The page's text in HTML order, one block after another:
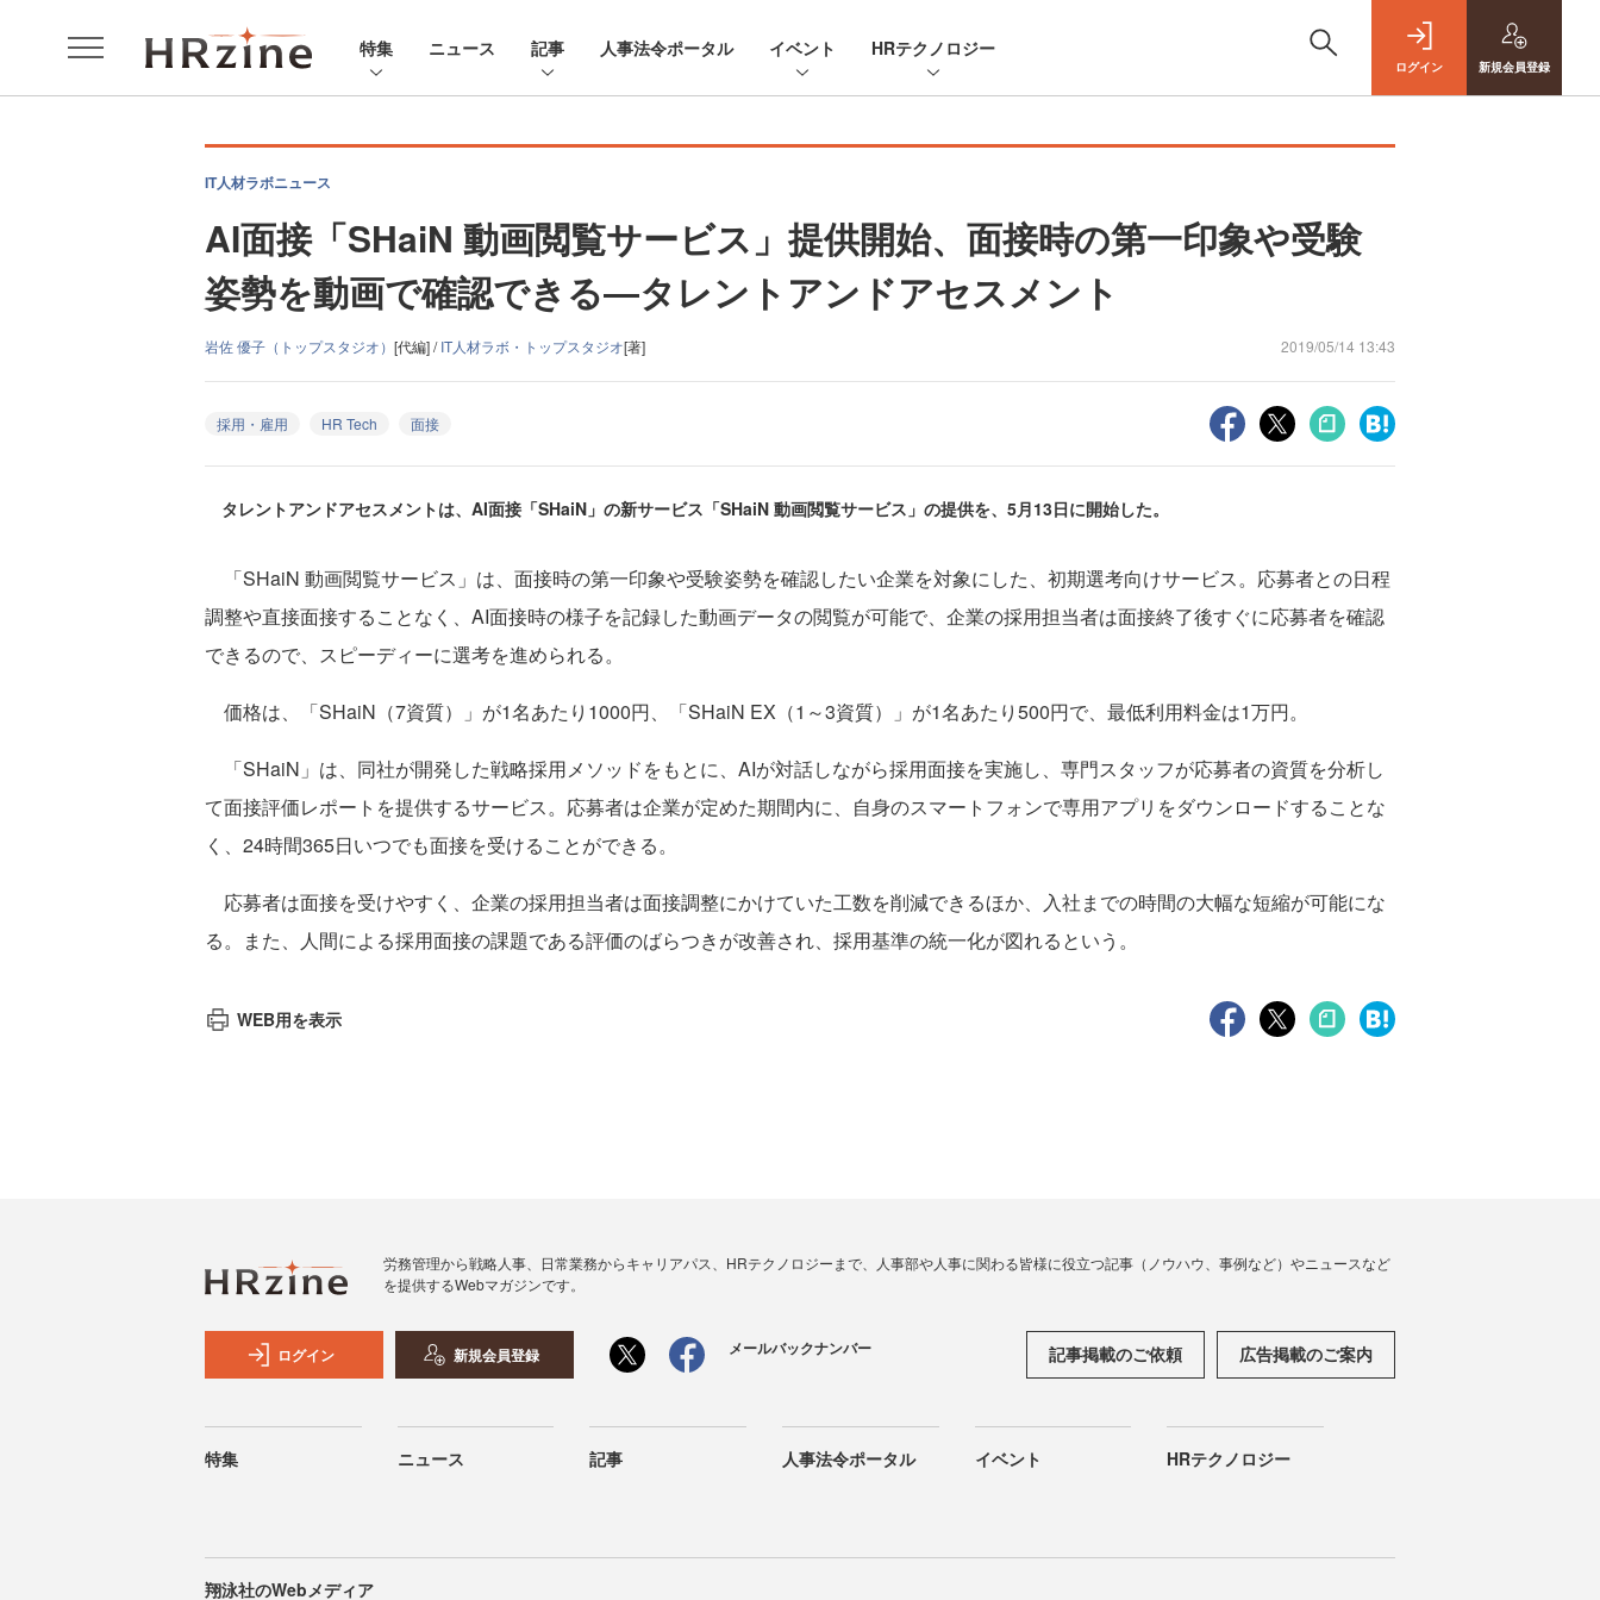
特集 ニュース 記事 人事法令ポータル イベント HRテクノロジー
ログイン 新規会員登録
IT人材ラボニュース
AI面接「SHaiN 動画閲覧サービス」提供開始、面接時の第一印象や受験
姿勢を動画で確認できる―タレントアンドアセスメント
岩佐 優子（トップスタジオ） [代編] /IT人材ラボ・トップスタジオ[著] 2019/05/14 13:43
採用・雇用 HR Tech 面接
タレントアンドアセスメントは、AI面接「SHaiN」の新サービス「SHaiN 動画閲覧サービス」の提供を、5月13日に開始した。
「SHaiN 動画閲覧サービス」は、面接時の第一印象や受験姿勢を確認したい企業を対象にした、初期選考向けサービス。応募者との日程
調整や直接面接することなく、AI面接時の様子を記録した動画データの閲覧が可能で、企業の採用担当者は面接終了後すぐに応募者を確認
できるので、スピーディーに選考を進められる。
価格は、「SHaiN（7資質）」が1名あたり1000円、「SHaiN EX（1～3資質）」が1名あたり500円で、最低利用料金は1万円。
「SHaiN」は、同社が開発した戦略採用メソッドをもとに、AIが対話しながら採用面接を実施し、専門スタッフが応募者の資質を分析し
て面接評価レポートを提供するサービス。応募者は企業が定めた期間内に、自身のスマートフォンで専用アプリをダウンロードすることな
く、24時間365日いつでも面接を受けることができる。
応募者は面接を受けやすく、企業の採用担当者は面接調整にかけていた工数を削減できるほか、入社までの時間の大幅な短縮が可能にな
る。また、人間による採用面接の課題である評価のばらつきが改善され、採用基準の統一化が図れるという。
WEB用を表示
労務管理から戦略人事、日常業務からキャリアパス、HRテクノロジーまで、人事部や人事に関わる皆様に役立つ記事（ノウハウ、事例など）やニュースなど
を提供するWebマガジンです。
ログイン 新規会員登録 メールバックナンバー 記事掲載のご依頼 広告掲載のご案内
特集 ニュース 記事 人事法令ポータル イベント HRテクノロジー
翔泳社のWebメディア